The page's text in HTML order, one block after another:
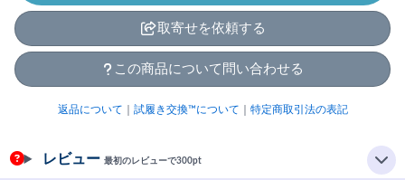
取寄せを依頼する
この商品について問い合わせる
返品について 試履き交換™について 特定商取引法の表記
レビュー 最初のレビューで300pt